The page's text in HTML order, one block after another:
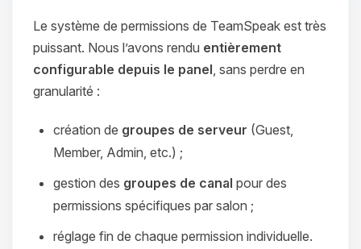
Le système de permissions de TeamSpeak est très
puissant. Nous l’avons rendu entièrement
configurable depuis le panel, sans perdre en
granularité :
création de groupes de serveur (Guest,
Member, Admin, etc.) ;
gestion des groupes de canal pour des
permissions spécifiques par salon ;
réglage fin de chaque permission individuelle.